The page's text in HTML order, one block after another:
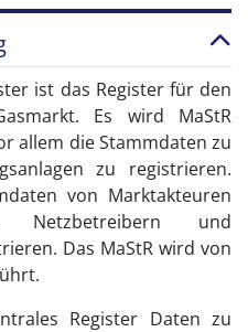
ist das Register für den
Es wird MaStR
allem die Stammdaten zu
zu registrieren.
von Marktakteuren
Netzbetreibern und
Das MaStR wird von
Register Daten zu